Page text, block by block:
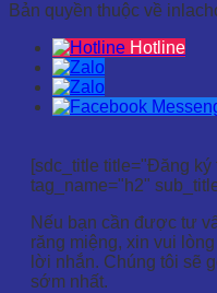
Bản quyền thuộc về
Hotline
[sdc_title title="Đăng
tag_name="h2"
Nếu bạn cần được tư
răng miệng, xin vui
lời nhắn. Chúng tôi sẽ
sớm nhất.